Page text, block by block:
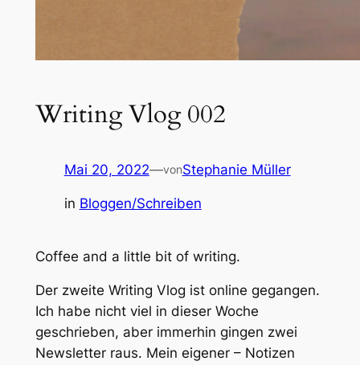
Writing Vlog 002
Mai 20, 2022—vonStephanie Müller
in Bloggen/Schreiben
Coffee and a little bit of writing.
Der zweite Writing Vlog ist online gegangen.
Ich habe nicht viel in dieser Woche
geschrieben, aber immerhin gingen zwei
Newsletter raus. Mein eigener – Notizen